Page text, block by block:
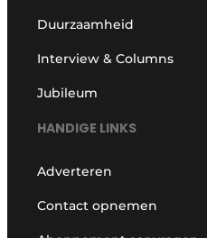
Duurzaamheid
Interview & Columns
Jubileum
HANDIGE LINKS
Adverteren
Contact opnemen